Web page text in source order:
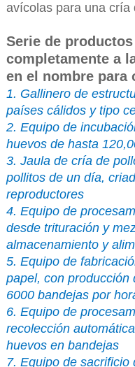
avícolas para una cría
Serie de
completamente a
en el nombre para
1. Gallinero de
países cálidos y tipo
2. Equipo de
huevos de hasta
3. Jaula de cría de
pollitos de un día,
reproductores
4. Equipo de
desde trituración y
almacenamiento y
5. Equipo de
papel, con producción
6000 bandejas por
6. Equipo de
recolección
huevos en bandejas
7. Equipo de